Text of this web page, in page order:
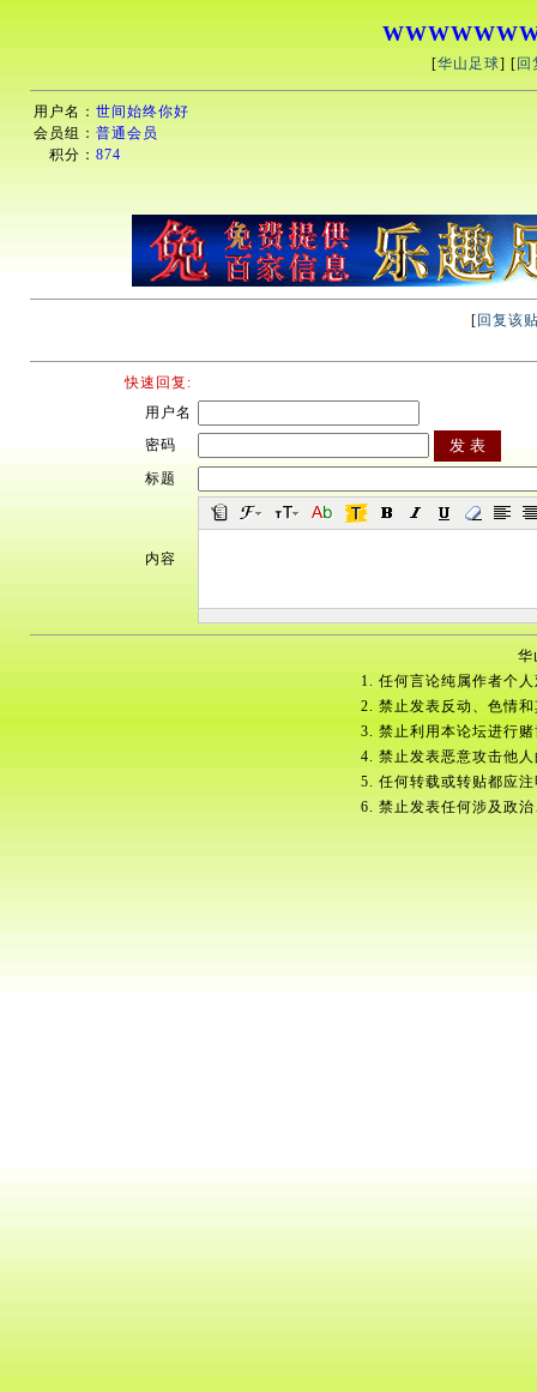
[华山足球] [ 回
用户名： 世间始终你好
会员组： 普通会员
积分： 874
[ 回复该
快速回复:
用户名
密码
标题
内容
华
1. 任何言论纯属作者个
2. 禁止发表反动、色情
3. 禁止利用本论坛进行
4. 禁止发表恶意攻击他
5. 任何转载或转贴都应
6. 禁止发表任何涉及政